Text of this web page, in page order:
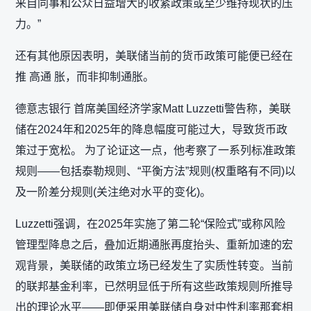
来自同事和公众日益增大的收紧政策或至少维持现状的压
力。”
还有其他原因表明，美联储当前的货币政策可能便已经在
推 高通 胀，而非抑制通胀。
德意志银行 首席美国经济学家Matt Luzzetti警告称，美联
储在2024年和2025年的降息幅度可能过大，导致货币政
策过于宽松。 为了论证这一点，他考察了一系列标准政策
规则——包括泰勒规则、“平衡方法”规则(权重略有不同)以
及一阶差分规则(关注绝对水平的变化)。
Luzzetti强调，在2025年实施了第二轮“保险式”或称风险
管理型降息之后，叠加近期通胀再度抬头、重新加速的宏
观背景，美联储的政策立场已经发生了实质性转变。当前
的联邦基金利率，已然明显低于所有这些政策规则所推导
出的理论水平——即便采用美联储自身对中性利率那套相